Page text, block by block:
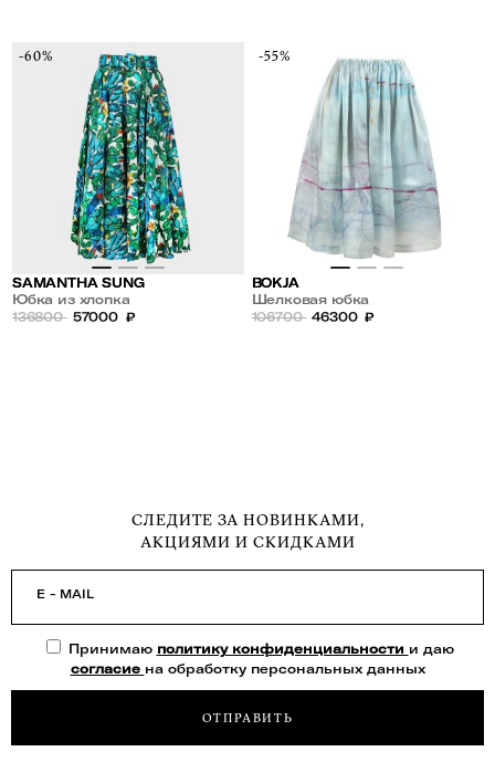
-60%
SAMANTHA SUNG
Юбка из хлопка
136800 57000 ₽
-55%
BOKJA
Шелковая юбка
106700 46300 ₽
СЛЕДИТЕ ЗА НОВИНКАМИ,
АКЦИЯМИ И СКИДКАМИ
E - MAIL
Принимаю политику конфиденциальности и даю
согласие на обработку персональных данных
ОТПРАВИТЬ